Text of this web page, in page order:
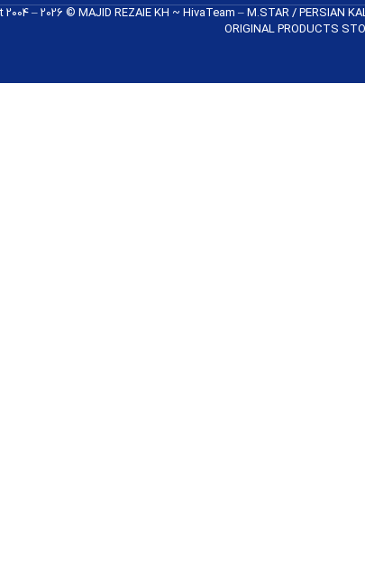
– 2026 © MAJID REZAIE KH ~ HivaTeam – M.STAR / PERSIAN
ORIGINAL PRODUCTS​